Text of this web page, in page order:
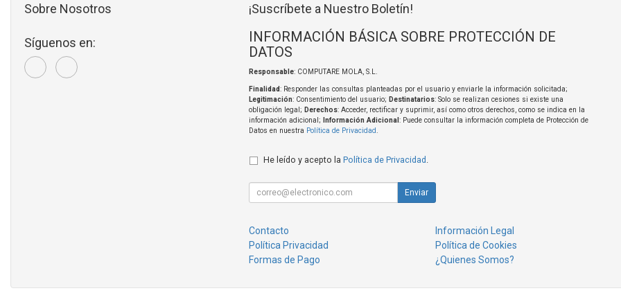
Sobre Nosotros
Síguenos en:
¡Suscríbete a Nuestro Boletín!
INFORMACIÓN BÁSICA SOBRE PROTECCIÓN DE
DATOS
Responsable: COMPUTARE MOLA, S.L.
Finalidad: Responder las consultas planteadas por el usuario y enviarle la información solicitada;
Legitimación: Consentimiento del usuario; Destinatarios: Solo se realizan cesiones si existe una
obligación legal; Derechos: Acceder, rectificar y suprimir, así como otros derechos, como se indica en la
información adicional;
Información Adicional : Puede consultar la información completa de Protección de
Datos en nuestra Política de Privacidad
He leído y acepto la Política de Privacidad
Enviar
Contacto
Información Legal
Política Privacidad
Política de Cookies
Formas de Pago
¿Quienes Somos?